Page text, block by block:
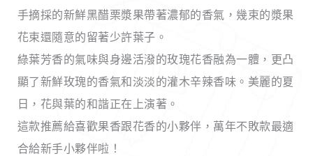
手摘採的新鮮黑醋栗漿果帶著濃郁的香氣，幾束的漿果
花束還隨意的留著少許葉子。
綠葉芳香的氣味與身邊活潑的玫瑰花香融為一體，更凸
顯了新鮮玫瑰的香氣和淡淡的灌木辛辣香味。美麗的夏
日，花與葉的和諧正在上演著。
這款推薦給喜歡果香跟花香的小夥伴，萬年不敗款最適
合給新手小夥伴啦！